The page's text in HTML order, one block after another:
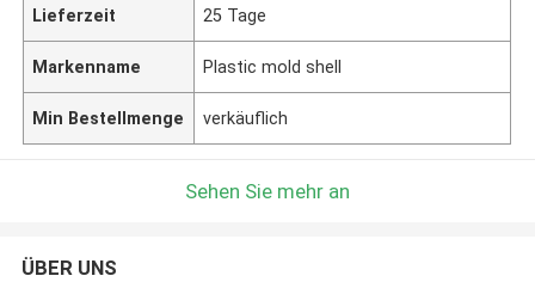
Lieferzeit 25 Tage
Markenname Plastic mold shell
Min Bestellmenge verkäuflich
Sehen Sie mehr an
ÜBER UNS